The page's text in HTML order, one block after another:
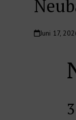
Juni 17,